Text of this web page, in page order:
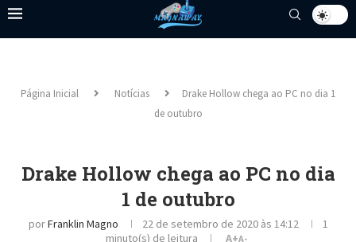
Página Inicial Notícias
Drake Hollow chega ao PC no dia 1
de outubro
Drake Hollow chega ao PC no dia
1 de outubro
porFranklin Magno 22 de setembro de 2020 às 14:12
1
minuto(s) de leitura
A+A-